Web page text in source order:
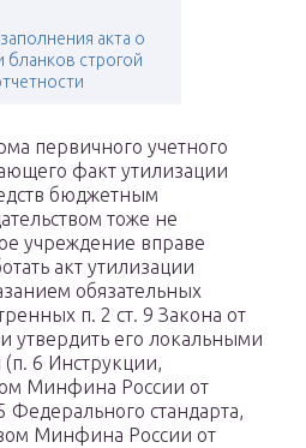
акта о
бланков строгой
первичного учетного
факт утилизации
бюджетным
тоже не
учреждение вправе
акт утилизации
обязательных
п. 2 ст. 9 Закона от
его локальными
6 Инструкции,
Минфина России от
Федерального стандарта,
Минфина России от